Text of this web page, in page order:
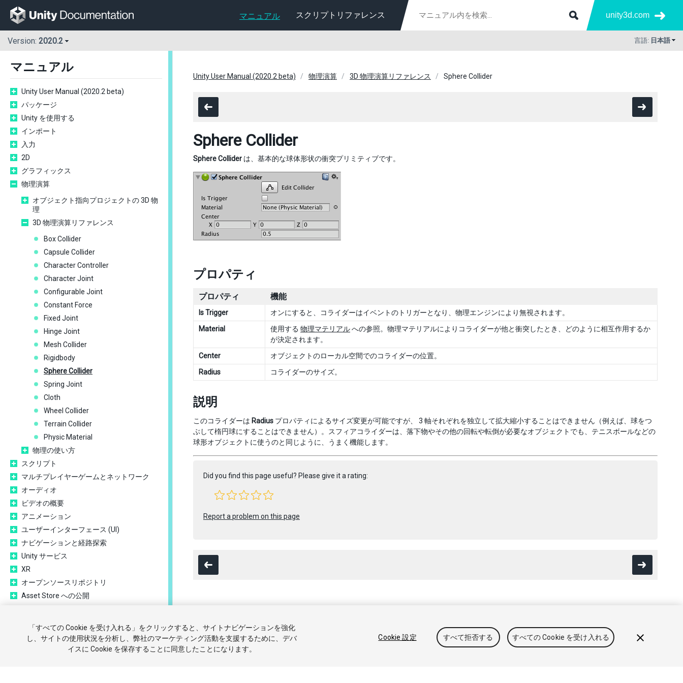
マニュアル スクリプトリファレンス unity3d.com
Version: 2020.2 言語: 日本語
マニュアル
Unity User Manual (2020.2 beta)
パッケージ
Unity を使用する
インポート
入力
2D
グラフィックス
物理演算
オブジェクト指向プロジェクトの 3D 物
理
3D 物理演算リファレンス
Box Collider
Capsule Collider
Character Controller
Character Joint
Configurable Joint
Constant Force
Fixed Joint
Hinge Joint
Mesh Collider
Rigidbody
Sphere Collider
Spring Joint
Cloth
Wheel Collider
Terrain Collider
Physic Material
物理の使い方
スクリプト
マルチプレイヤーゲームとネットワーク
オーディオ
ビデオの概要
アニメーション
ユーザーインターフェース (UI)
ナビゲーションと経路探索
Unity サービス
XR
オープンソースリポジトリ
Asset Store への公開
古いトピック
エキスパートガイド
Unity User Manual (2020.2 beta) 物理演算 3D 物理演算リファレンス Sphere Collider
Sphere Collider
Sphere Collider は、基本的な球体形状の衝突プリミティブです。
プロパティ
プロパティ 機能
Is Trigger
オンにすると、コライダーはイベントのトリガーとなり、物理エンジンにより無視されます。
Material
使用する 物理マテリアルへの参照。物理マテリアルによりコライダーが他と衝突したとき、どのように相互作用するか
が決定されます。
Center
オブジェクトのローカル空間でのコライダーの位置。
Radius
コライダーのサイズ。
説明
このコライダーは Radius プロパティによるサイズ変更が可能ですが、 3 軸それぞれを独立して拡大縮小することはできません（例えば、球をつ
ぶして楕円球にすることはできません）。スフィアコライダーは、落下物やその他の回転や転倒が必要なオブジェクトでも、テニスボールなどの
球形オブジェクトに使うのと同じように、うまく機能します。
Did you find this page useful? Please give it a rating:
Report a problem on this page
チュートリアル Answers ナレッジベース アセットストア 商標と利用規約 法律関連 プライバシーポリシー クッキー 私の個人情
「すべての Cookie を受け入れる」をクリックすると、サイトナビゲーションを強化
し、サイトの使用状況を分析し、弊社のマーケティング活動を支援するために、デバ
イスに Cookie を保存することに同意したことになります。
Cookie 設定 すべて拒否する すべての Cookie を受け入れる